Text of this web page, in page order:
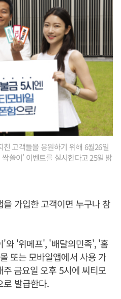
고객들을 응원하기 위해 6월26일
쓸이' 이벤트를 실시한다고 25일 밝
가입한 고객이면 누구나 참
'와 '위메프', '배달의민족', '홈
또는 모바일앱에서 사용 가
금요일 오후 5시에 씨티모
로 발급한다.